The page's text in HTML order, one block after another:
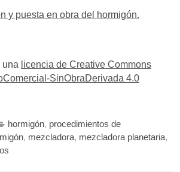
y puesta en obra del hormigón.
una licencia de Creative Commons
SinObraDerivada 4.0
hormigón, procedimientos de
, mezcladora, mezcladora planetaria,